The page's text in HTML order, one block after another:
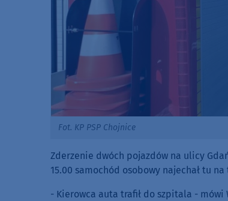
Fot. KP PSP Chojnice
Zderzenie dwóch pojazdów na ulicy
15.00 samochód osobowy najechał tu
- Kierowca auta trafił do szpitala - mówi